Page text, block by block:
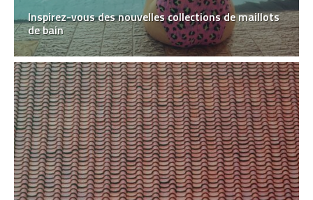
Inspirez-vous des nouvelles collections de maillots
de bain